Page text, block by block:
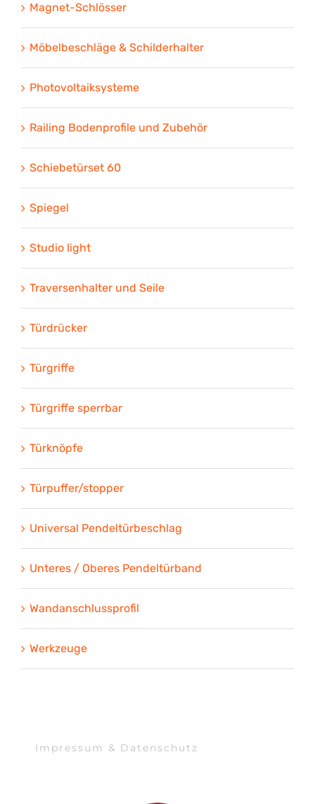
Magnet-Schlösser
Möbelbeschläge & Schilderhalter
Photovoltaiksysteme
Railing Bodenprofile und Zubehör
Schiebetürset 60
Spiegel
Studio light
Traversenhalter und Seile
Türdrücker
Türgriffe
Türgriffe sperrbar
Türknöpfe
Türpuffer/stopper
Universal Pendeltürbeschlag
Unteres / Oberes Pendeltürband
Wandanschlussprofil
Werkzeuge
Impressum & Datenschutz